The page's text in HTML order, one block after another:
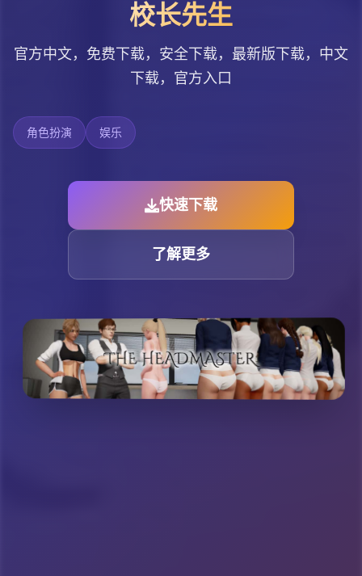
校长先生
官方中文，免费下载，安全下载，最新版下载，中文
下载，官方入口
角色扮演 娱乐
快速下载
了解更多